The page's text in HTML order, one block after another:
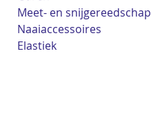
Meet- en snijgereedschap
Naaiaccessoires
Elastiek